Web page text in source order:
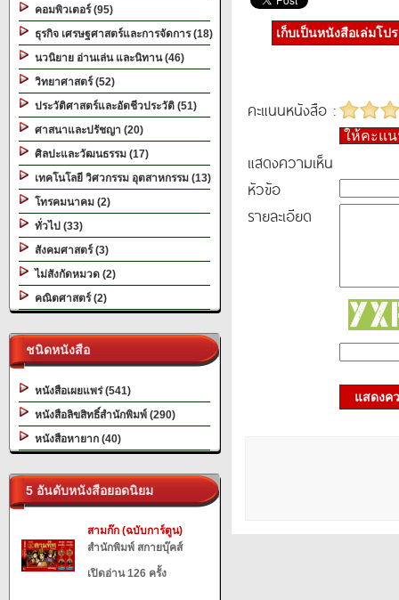
คอมพิวเตอร์ (95)
ธุรกิจ เศรษฐศาสตร์และการจัดการ (18)
นวนิยาย อ่านเล่น และนิทาน (46)
วิทยาศาสตร์ (52)
ประวัติศาสตร์และอัตชีวประวัติ (51)
ศาสนาและปรัชญา (20)
ศิลปะและวัฒนธรรม (17)
เทคโนโลยี วิศวกรรม อุตสาหกรรม (13)
โทรคมนาคม (2)
ทั่วไป (33)
สังคมศาสตร์ (3)
ไม่สังกัดหมวด (2)
คณิตศาสตร์ (2)
ชนิดหนังสือ
หนังสือเผยแพร่ (541)
หนังสือลิขสิทธิ์สำนักพิมพ์ (290)
หนังสือหายาก (40)
5 อันดับหนังสือยอดนิยม
สามก๊ก (ฉบับการ์ตูน)
สำนักพิมพ์ สกายบุ๊คส์
เปิดอ่าน 126 ครั้ง
เก็บเป็นหนังสือเล่มโป
คะแนนหนังสือ :
ให้คะแ
แสดงความเห็น
หัวข้อ
รายละเอียด
แสดงค